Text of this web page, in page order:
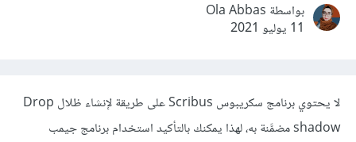
بواسطة Ola Abbas
11 يوليو 2021
لا يحتوي برنامج سكريبوس Scribus على طريقة لإنشاء ظلال Drop
shadow مضمَّنة به، لهذا يمكنك بالتأكيد استخدام برنامج جيمب